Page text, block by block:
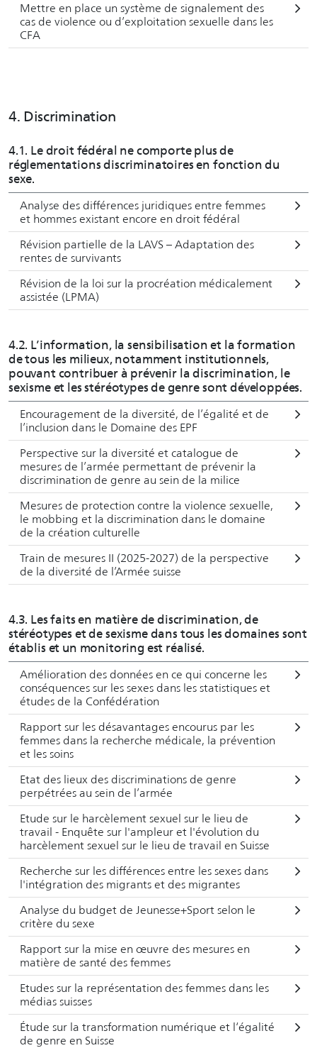
Mettre en place un système de signalement des
cas de violence ou d’exploitation sexuelle dans les
CFA
4. Discrimination
4.1. Le droit fédéral ne comporte plus de
réglementations discriminatoires en fonction du
sexe.
Analyse des différences juridiques entre femmes
et hommes existant encore en droit fédéral
Révision partielle de la LAVS – Adaptation des
rentes de survivants
Révision de la loi sur la procréation médicalement
assistée (LPMA)
4.2. L’information, la sensibilisation et la formation
de tous les milieux, notamment institutionnels,
pouvant contribuer à prévenir la discrimination, le
sexisme et les stéréotypes de genre sont développées.
Encouragement de la diversité, de l’égalité et de
l’inclusion dans le Domaine des EPF
Perspective sur la diversité et catalogue de
mesures de l’armée permettant de prévenir la
discrimination de genre au sein de la milice
Mesures de protection contre la violence sexuelle,
le mobbing et la discrimination dans le domaine
de la création culturelle
Train de mesures II (2025-2027) de la perspective
de la diversité de l’Armée suisse
4.3. Les faits en matière de discrimination, de
stéréotypes et de sexisme dans tous les domaines sont
établis et un monitoring est réalisé.
Amélioration des données en ce qui concerne les
conséquences sur les sexes dans les statistiques et
études de la Confédération
Rapport sur les désavantages encourus par les
femmes dans la recherche médicale, la prévention
et les soins
Etat des lieux des discriminations de genre
perpétrées au sein de l’armée
Etude sur le harcèlement sexuel sur le lieu de
travail - Enquête sur l'ampleur et l'évolution du
harcèlement sexuel sur le lieu de travail en Suisse
Recherche sur les différences entre les sexes dans
l'intégration des migrants et des migrantes
Analyse du budget de Jeunesse+Sport selon le
critère du sexe
Rapport sur la mise en œuvre des mesures en
matière de santé des femmes
Etudes sur la représentation des femmes dans les
médias suisses
Étude sur la transformation numérique et l‘égalité
de genre en Suisse